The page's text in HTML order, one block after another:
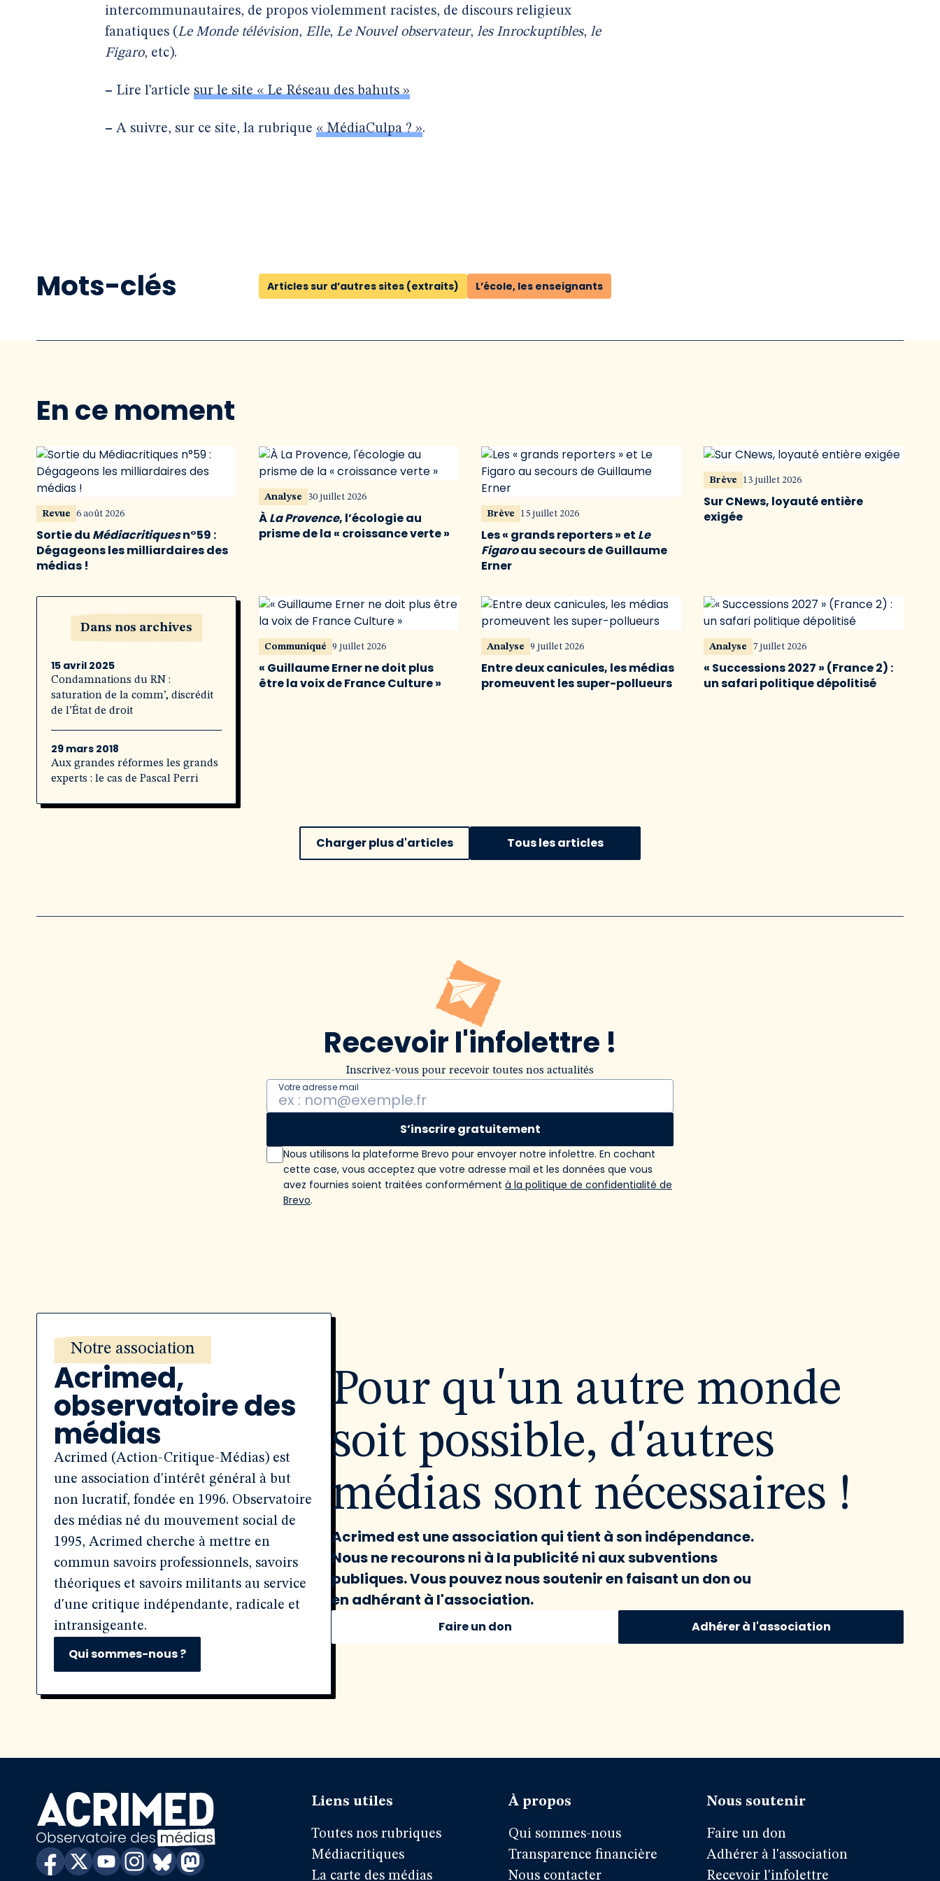
intercommunautaires, de propos violemment racistes, de discours religieux
fanatiques (Le Monde télévision, Elle, Le Nouvel observateur, les Inrockuptibles, le
Figaro, etc).
– Lire l’article sur le site « Le Réseau des bahuts »
– A suivre, sur ce site, la rubrique « MédiaCulpa ? ».
Mots-clés Articles sur d’autres sites (extraits) L’école, les enseignants
En ce moment
Revue 6 août 2026
Sortie du Médiacritiquesn°59 :
Dégageons les milliardaires des
médias !
Analyse 30 juillet 2026
ÀLa Provence, l’écologie au
prisme de la « croissance verte »
Brève 15 juillet 2026
Les « grands reporters » et Le
Figaroau secours de Guillaume
Erner
Brève 13 juillet 2026
Sur CNews, loyauté entière
exigée
Dans nos archives
15 avril 2025
Condamnations du RN :
saturation de la comm’, discrédit
de l’État de droit
29 mars 2018
Aux grandes réformes les grands
experts : le cas de Pascal Perri
Communiqué 9 juillet 2026
« Guillaume Erner ne doit plus
être la voix de France Culture »
Analyse 9 juillet 2026
Entre deux canicules, les médias
promeuvent les super-pollueurs
Analyse 7 juillet 2026
« Successions 2027 » (France 2) :
un safari politique dépolitisé
Charger plus d'articles Tous les articles
Recevoir l'infolettre !
Inscrivez-vous pour recevoir toutes nos actualités
Votre adresse mail
S’inscrire gratuitement
Nous utilisons la plateforme Brevo pour envoyer notre infolettre. En cochant
cette case, vous acceptez que votre adresse mail et les données que vous
avez fournies soient traitées conformément à la politique de confidentialité de
Brevo.
Notre association
Acrimed,
observatoire des
médias
Acrimed (Action-Critique-Médias) est
une association d'intérêt général à but
non lucratif, fondée en 1996. Observatoire
des médias né du mouvement social de
1995, Acrimed cherche à mettre en
commun savoirs professionnels, savoirs
théoriques et savoirs militants au service
d'une critique indépendante, radicale et
intransigeante.
Qui sommes-nous ?
Pour qu'un autre monde
soit possible, d'autres
médias sont nécessaires !
Acrimed est une association qui tient à son indépendance.
Nous ne recourons ni à la publicité ni aux subventions
publiques. Vous pouvez nous soutenir en faisant un don ou
en adhérant à l'association.
Faire un don Adhérer à l'association
Liens utiles
Toutes nos rubriques
Médiacritiques
La carte des médias
À propos
Qui sommes-nous
Transparence financière
Nous contacter
Nous soutenir
Faire un don
Adhérer à l'association
Recevoir l'infolettre